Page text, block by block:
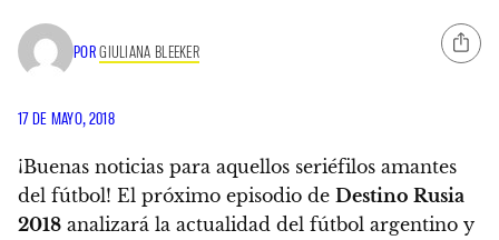
PORGIULIANA BLEEKER
17 DE MAYO, 2018
¡Buenas noticias para aquellos seriéfilos amantes
del fútbol! El próximo episodio de Destino Rusia
2018 analizará la actualidad del fútbol argentino y